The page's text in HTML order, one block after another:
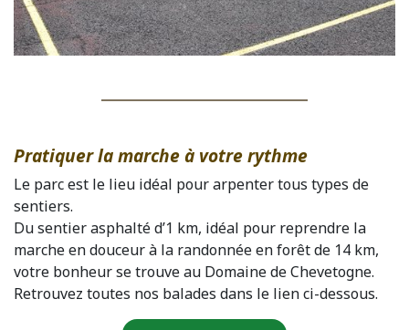
Pratiquer la marche à votre rythme
Le parc est le lieu idéal pour arpenter tous types de
sentiers.
Du sentier asphalté d’1 km, idéal pour reprendre la
marche en douceur à la randonnée en forêt de 14 km,
votre bonheur se trouve au Domaine de Chevetogne.
Retrouvez toutes nos balades dans le lien ci-dessous.